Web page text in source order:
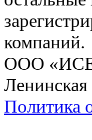
компаний.
ООО
Политика